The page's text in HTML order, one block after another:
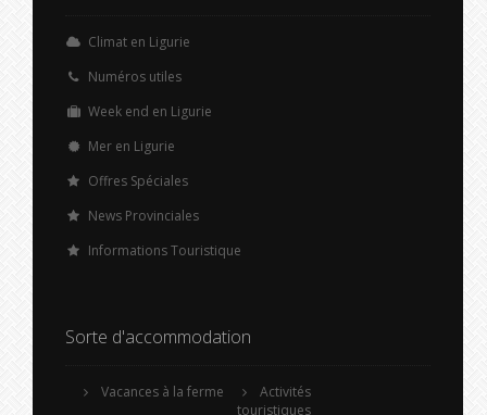
Climat en Ligurie
Numéros utiles
Week end en Ligurie
Mer en Ligurie
Offres Spéciales
News Provinciales
Informations Touristique
Sorte d'accommodation
Vacances à la ferme
Activités
touristiques